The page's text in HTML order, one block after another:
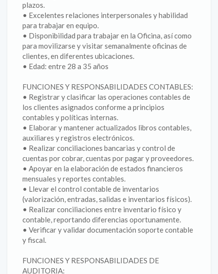
plazos.
• Excelentes relaciones interpersonales y habilidad
para trabajar en equipo.
• Disponibilidad para trabajar en la Oficina, así como
para movilizarse y visitar semanalmente oficinas de
clientes, en diferentes ubicaciones.
• Edad: entre 28 a 35 años
FUNCIONES Y RESPONSABILIDADES CONTABLES:
• Registrar y clasificar las operaciones contables de
los clientes asignados conforme a principios
contables y políticas internas.
• Elaborar y mantener actualizados libros contables,
auxiliares y registros electrónicos.
• Realizar conciliaciones bancarias y control de
cuentas por cobrar, cuentas por pagar y proveedores.
• Apoyar en la elaboración de estados financieros
mensuales y reportes contables.
• Llevar el control contable de inventarios
(valorización, entradas, salidas e inventarios físicos).
• Realizar conciliaciones entre inventario físico y
contable, reportando diferencias oportunamente.
• Verificar y validar documentación soporte contable
y fiscal.
FUNCIONES Y RESPONSABILIDADES DE
AUDITORIA: